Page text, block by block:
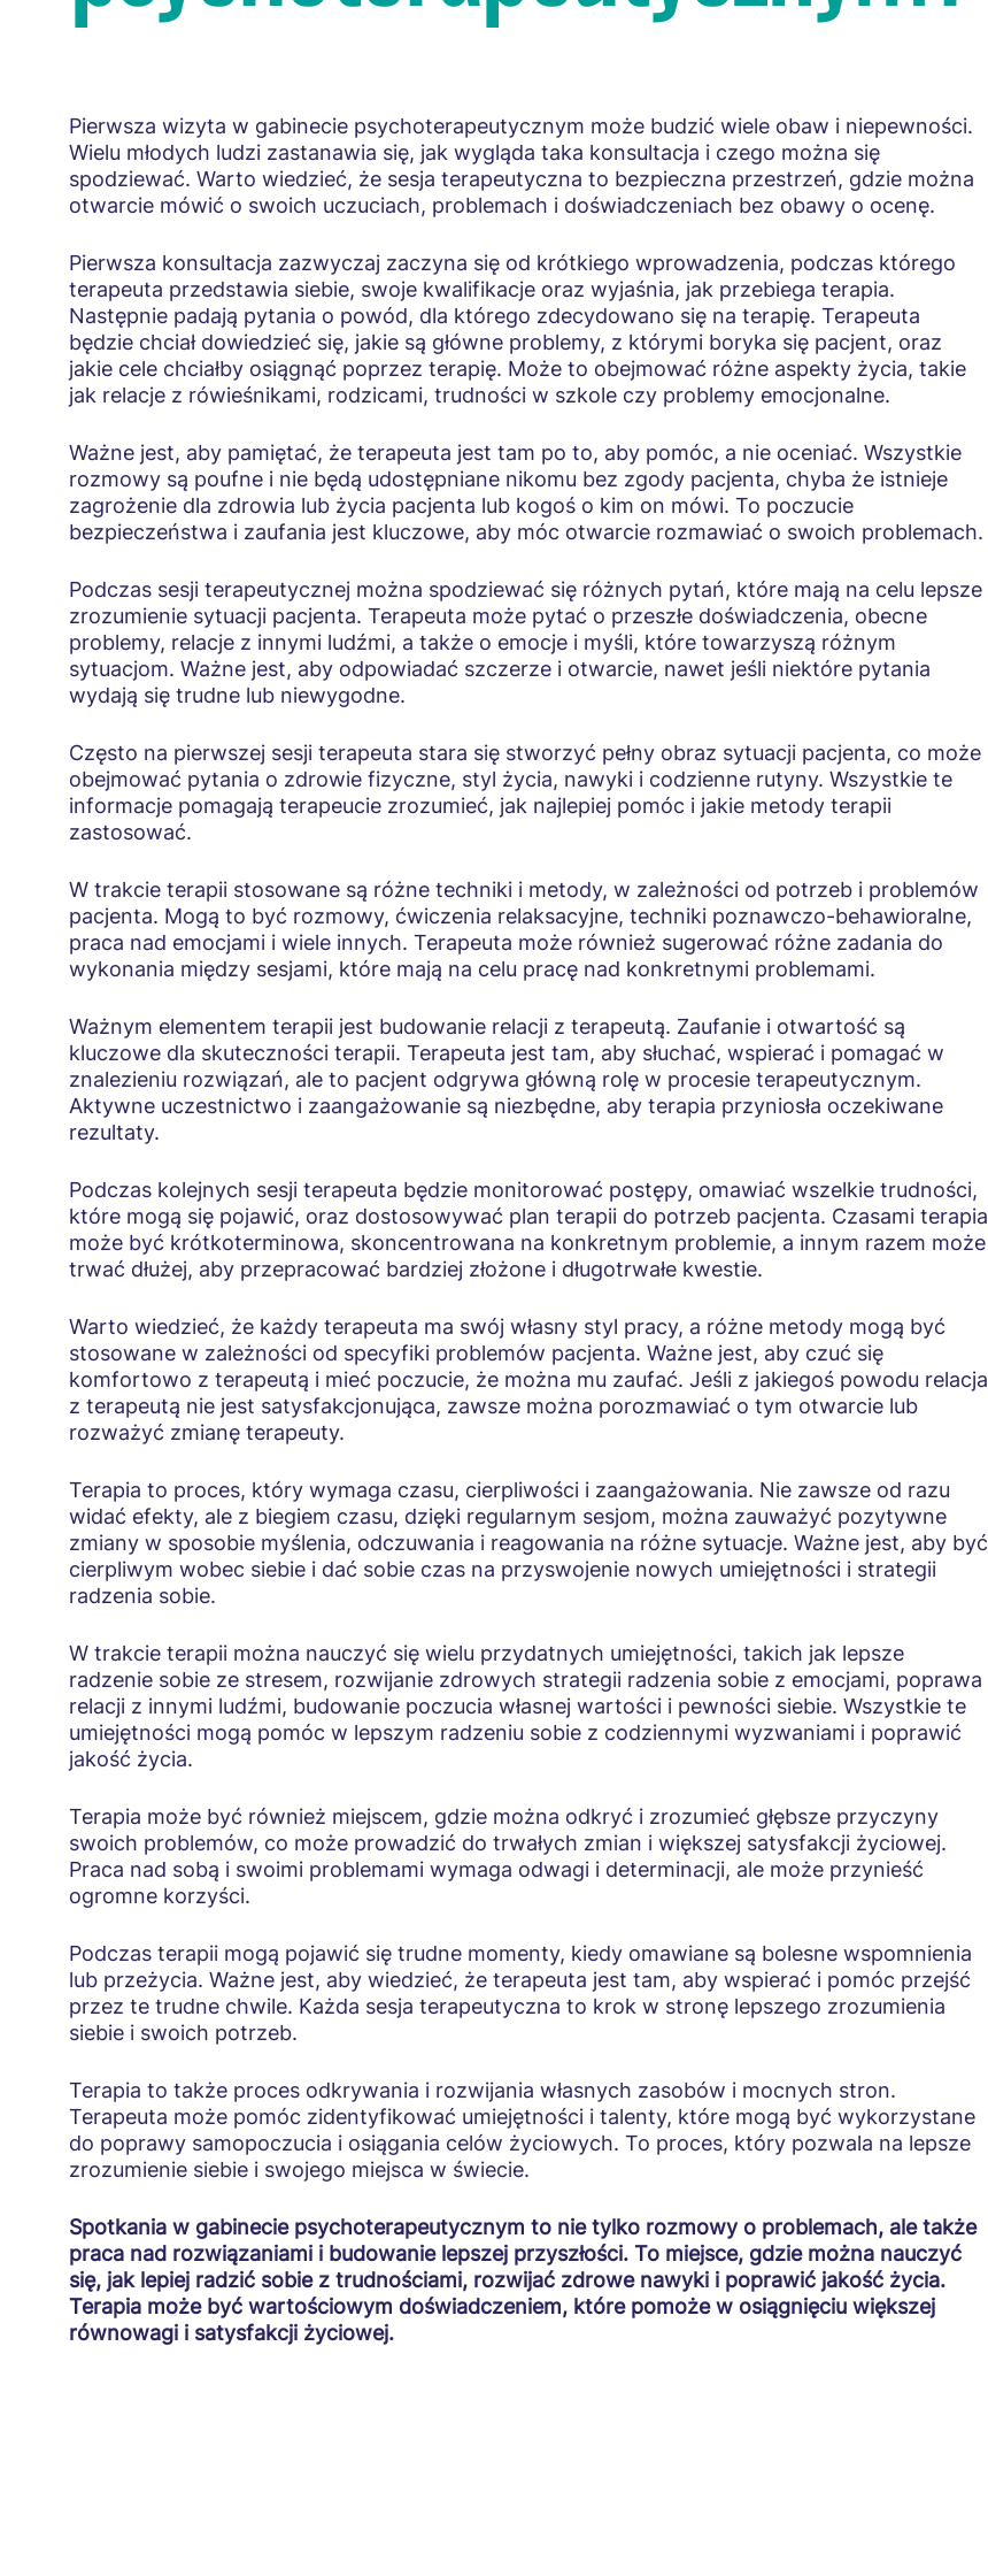
Pierwsza wizyta w gabinecie psychoterapeutycznym może budzić wiele obaw i niepewności.
Wielu młodych ludzi zastanawia się, jak wygląda taka konsultacja i czego można się
spodziewać. Warto wiedzieć, że sesja terapeutyczna to bezpieczna przestrzeń, gdzie można
otwarcie mówić o swoich uczuciach, problemach i doświadczeniach bez obawy o ocenę.
Pierwsza konsultacja zazwyczaj zaczyna się od krótkiego wprowadzenia, podczas którego
terapeuta przedstawia siebie, swoje kwalifikacje oraz wyjaśnia, jak przebiega terapia.
Następnie padają pytania o powód, dla którego zdecydowano się na terapię. Terapeuta
będzie chciał dowiedzieć się, jakie są główne problemy, z którymi boryka się pacjent, oraz
jakie cele chciałby osiągnąć poprzez terapię. Może to obejmować różne aspekty życia, takie
jak relacje z rówieśnikami, rodzicami, trudności w szkole czy problemy emocjonalne.
Ważne jest, aby pamiętać, że terapeuta jest tam po to, aby pomóc, a nie oceniać. Wszystkie
rozmowy są poufne i nie będą udostępniane nikomu bez zgody pacjenta, chyba że istnieje
zagrożenie dla zdrowia lub życia pacjenta lub kogoś o kim on mówi. To poczucie
bezpieczeństwa i zaufania jest kluczowe, aby móc otwarcie rozmawiać o swoich problemach.
Podczas sesji terapeutycznej można spodziewać się różnych pytań, które mają na celu lepsze
zrozumienie sytuacji pacjenta. Terapeuta może pytać o przeszłe doświadczenia, obecne
problemy, relacje z innymi ludźmi, a także o emocje i myśli, które towarzyszą różnym
sytuacjom. Ważne jest, aby odpowiadać szczerze i otwarcie, nawet jeśli niektóre pytania
wydają się trudne lub niewygodne.
Często na pierwszej sesji terapeuta stara się stworzyć pełny obraz sytuacji pacjenta, co może
obejmować pytania o zdrowie fizyczne, styl życia, nawyki i codzienne rutyny. Wszystkie te
informacje pomagają terapeucie zrozumieć, jak najlepiej pomóc i jakie metody terapii
zastosować.
W trakcie terapii stosowane są różne techniki i metody, w zależności od potrzeb i problemów
pacjenta. Mogą to być rozmowy, ćwiczenia relaksacyjne, techniki poznawczo-behawioralne,
praca nad emocjami i wiele innych. Terapeuta może również sugerować różne zadania do
wykonania między sesjami, które mają na celu pracę nad konkretnymi problemami.
Ważnym elementem terapii jest budowanie relacji z terapeutą. Zaufanie i otwartość są
kluczowe dla skuteczności terapii. Terapeuta jest tam, aby słuchać, wspierać i pomagać w
znalezieniu rozwiązań, ale to pacjent odgrywa główną rolę w procesie terapeutycznym.
Aktywne uczestnictwo i zaangażowanie są niezbędne, aby terapia przyniosła oczekiwane
rezultaty.
Podczas kolejnych sesji terapeuta będzie monitorować postępy, omawiać wszelkie trudności,
które mogą się pojawić, oraz dostosowywać plan terapii do potrzeb pacjenta. Czasami terapia
może być krótkoterminowa, skoncentrowana na konkretnym problemie, a innym razem może
trwać dłużej, aby przepracować bardziej złożone i długotrwałe kwestie.
Warto wiedzieć, że każdy terapeuta ma swój własny styl pracy, a różne metody mogą być
stosowane w zależności od specyfiki problemów pacjenta. Ważne jest, aby czuć się
komfortowo z terapeutą i mieć poczucie, że można mu zaufać. Jeśli z jakiegoś powodu relacja
z terapeutą nie jest satysfakcjonująca, zawsze można porozmawiać o tym otwarcie lub
rozważyć zmianę terapeuty.
Terapia to proces, który wymaga czasu, cierpliwości i zaangażowania. Nie zawsze od razu
widać efekty, ale z biegiem czasu, dzięki regularnym sesjom, można zauważyć pozytywne
zmiany w sposobie myślenia, odczuwania i reagowania na różne sytuacje. Ważne jest, aby być
cierpliwym wobec siebie i dać sobie czas na przyswojenie nowych umiejętności i strategii
radzenia sobie.
W trakcie terapii można nauczyć się wielu przydatnych umiejętności, takich jak lepsze
radzenie sobie ze stresem, rozwijanie zdrowych strategii radzenia sobie z emocjami, poprawa
relacji z innymi ludźmi, budowanie poczucia własnej wartości i pewności siebie. Wszystkie te
umiejętności mogą pomóc w lepszym radzeniu sobie z codziennymi wyzwaniami i poprawić
jakość życia.
Terapia może być również miejscem, gdzie można odkryć i zrozumieć głębsze przyczyny
swoich problemów, co może prowadzić do trwałych zmian i większej satysfakcji życiowej.
Praca nad sobą i swoimi problemami wymaga odwagi i determinacji, ale może przynieść
ogromne korzyści.
Podczas terapii mogą pojawić się trudne momenty, kiedy omawiane są bolesne wspomnienia
lub przeżycia. Ważne jest, aby wiedzieć, że terapeuta jest tam, aby wspierać i pomóc przejść
przez te trudne chwile. Każda sesja terapeutyczna to krok w stronę lepszego zrozumienia
siebie i swoich potrzeb.
Terapia to także proces odkrywania i rozwijania własnych zasobów i mocnych stron.
Terapeuta może pomóc zidentyfikować umiejętności i talenty, które mogą być wykorzystane
do poprawy samopoczucia i osiągania celów życiowych. To proces, który pozwala na lepsze
zrozumienie siebie i swojego miejsca w świecie.
Spotkania w gabinecie psychoterapeutycznym to nie tylko rozmowy o problemach, ale także
praca nad rozwiązaniami i budowanie lepszej przyszłości. To miejsce, gdzie można nauczyć
się, jak lepiej radzić sobie z trudnościami, rozwijać zdrowe nawyki i poprawić jakość życia.
Terapia może być wartościowym doświadczeniem, które pomoże w osiągnięciu większej
równowagi i satysfakcji życiowej.